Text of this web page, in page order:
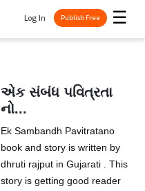
☰
Log In Publish Free
એક સંબંધ પવિત્રતા
નો...
Ek Sambandh Pavitratano
book and story is written by
dhruti rajput in Gujarati . This
story is getting good reader